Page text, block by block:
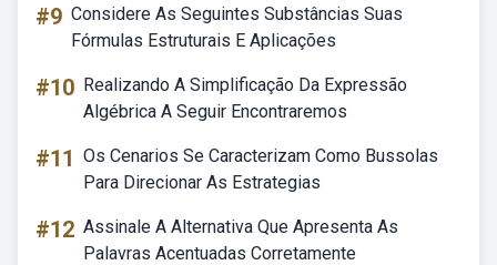
#9 Considere As Seguintes Substâncias Suas
Fórmulas Estruturais E Aplicações
#10 Realizando A Simplificação Da Expressão
Algébrica A Seguir Encontraremos
#11 Os Cenarios Se Caracterizam Como Bussolas
Para Direcionar As Estrategias
#12 Assinale A Alternativa Que Apresenta As
Palavras Acentuadas Corretamente